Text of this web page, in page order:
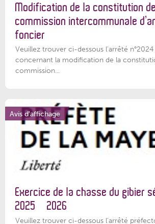
Modification de la constitution
commission intercommunale
foncier
Veuillez trouver ci-dessous l'arrêté n°2024
concernant la modification de la
commission...
Avis d'affichage
Exercice de la chasse du gibier
2025 – 2026
Veuillez trouver ci-dessous l'arrêté